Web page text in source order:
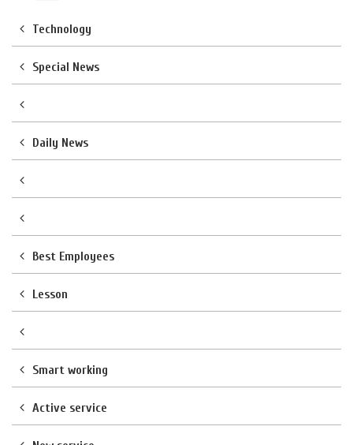
Technology
Special News
Daily News
Best Employees
Lesson
Smart working
Active service